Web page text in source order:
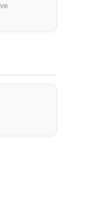
dụng… Đây